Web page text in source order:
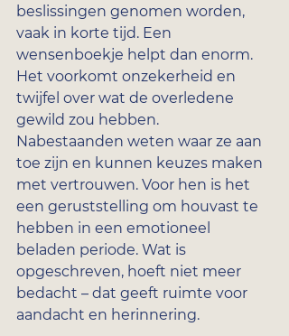
beslissingen genomen worden,
vaak in korte tijd. Een
wensenboekje helpt dan enorm.
Het voorkomt onzekerheid en
twijfel over wat de overledene
gewild zou hebben.
Nabestaanden weten waar ze aan
toe zijn en kunnen keuzes maken
met vertrouwen. Voor hen is het
een geruststelling om houvast te
hebben in een emotioneel
beladen periode. Wat is
opgeschreven, hoeft niet meer
bedacht – dat geeft ruimte voor
aandacht en herinnering.